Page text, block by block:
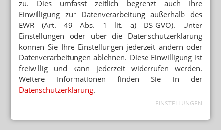
zu. Dies umfasst zeitlich begrenzt auch Ihre
Einwilligung zur Datenverarbeitung außerhalb des
EWR (Art. 49 Abs. 1 lit. a) DS-GVO). Unter
Einstellungen oder über die Datenschutzerklärung
können Sie Ihre Einstellungen jederzeit ändern oder
Datenverarbeitungen ablehnen. Diese Einwilligung ist
freiwillig und kann jederzeit widerrufen werden.
Weitere Informationen finden Sie in der
Datenschutzerklärung.
EINSTELLUNGEN
KAPSELN UND LÖSUNGEN
Neuer Rezepturhinweis: Cannabidiol und
Dronabinol
NEUREGELUNG STEHT AUS
Medizinalcannabis: Vernichtung noch nicht
geklärt
AUSWIRKUNGEN AUF CANG
BGH hält an Grenzwert von 7,5 Gramm THC
fest